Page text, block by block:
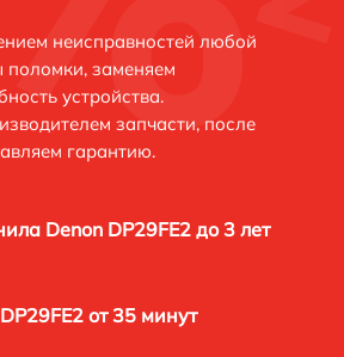
неисправностей любой
поломки, заменяем
устройства.
запчасти, после
гарантию.
Denon DP29FE2 до 3 лет
от 35 минут